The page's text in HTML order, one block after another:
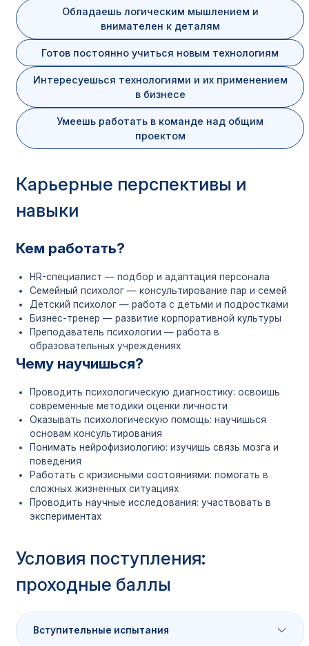
Обладаешь логическим мышлением и
внимателен к деталям
Готов постоянно учиться новым технологиям
Интересуешься технологиями и их применением
в бизнесе
Умеешь работать в команде над общим
проектом
Карьерные перспективы и
навыки
Кем работать?
HR-специалист — подбор и адаптация персонала
Семейный психолог — консультирование пар и семей
Детский психолог — работа с детьми и подростками
Бизнес-тренер — развитие корпоративной культуры
Преподаватель психологии — работа в
образовательных учреждениях
Чему научишься?
Проводить психологическую диагностику: освоишь
современные методики оценки личности
Оказывать психологическую помощь: научишься
основам консультирования
Понимать нейрофизиологию: изучишь связь мозга и
поведения
Работать с кризисными состояниями: помогать в
сложных жизненных ситуациях
Проводить научные исследования: участвовать в
экспериментах
Условия поступления:
проходные баллы
Вступительные испытания